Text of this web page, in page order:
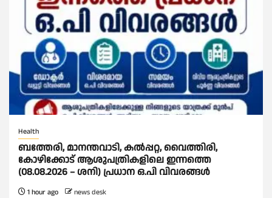
Health
ബത്തേരി, മാനന്തവാടി, കൽപ്പറ്റ, വൈത്തിരി,
കോഴിക്കോട് ആശുപത്രികളിലെ ഇന്നത്തെ
(08.08.2026 – ശനി) പ്രധാന ഒ.പി വിവരങ്ങൾ
1 hour ago news desk